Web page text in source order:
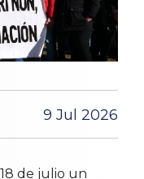
9 Jul 2026
de julio un